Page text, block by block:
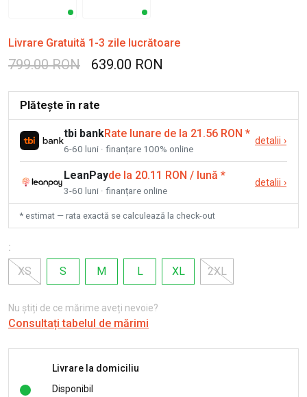
Livrare Gratuită 1-3 zile lucrătoare
799.00 RON 639.00 RON
Plătește în rate
tbi bankRate lunare de la 21.56 RON *
6-60 luni · finanțare 100% online
detalii ›
LeanPayde la 20.11 RON / lună *
3-60 luni · finanțare online
detalii ›
* estimat — rata exactă se calculează la check-out
:
XS
S M L XL 2XL
Nu știți de ce mărime aveți nevoie?
Consultați tabelul de mărimi
Livrare la domiciliu
Disponibil